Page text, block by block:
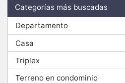
Categorías más buscadas
Departamento
Casa
Triplex
Terreno en condominio